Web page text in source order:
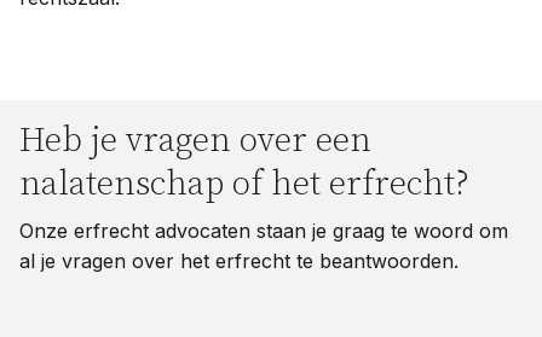
Heb je vragen over een
nalatenschap of het erfrecht?
Onze erfrecht advocaten staan je graag te woord om
al je vragen over het erfrecht te beantwoorden.